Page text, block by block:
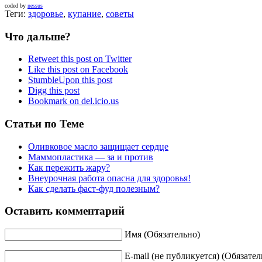
coded by nessus
Теги: здоровье, купание, советы
Что дальше?
Retweet this post on Twitter
Like this post on Facebook
StumbleUpon this post
Digg this post
Bookmark on del.icio.us
Статьи по Теме
Оливковое масло защищает сердце
Маммопластика — за и против
Как пережить жару?
Внеурочная работа опасна для здоровья!
Как сделать фаст-фуд полезным?
Оставить комментарий
Имя (Обязательно)
E-mail (не публикуется)